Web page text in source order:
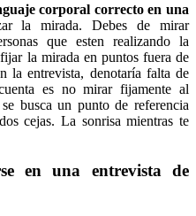
corporal correcto en una
la mirada. Debes de mirar
que esten realizando la
la mirada en puntos fuera de
la entrevista, denotaría falta de
es no mirar fijamente al
busca un punto de referencia
cejas. La sonrisa mientras te
en una entrevista de